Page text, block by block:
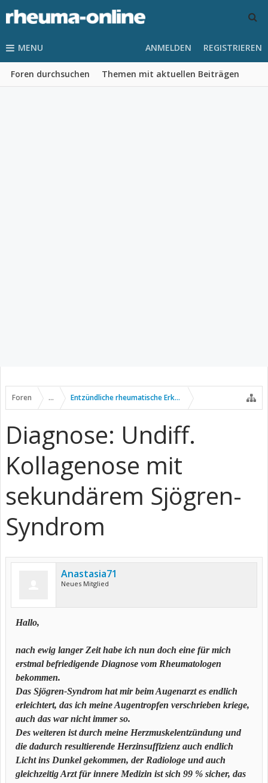
MENU
Foren durchsuchen Themen mit aktuellen Beiträgen
ANMELDEN REGISTRIEREN
Foren ... Entzündliche rheumatische Erkrankungen
Diagnose: Undiff.
Kollagenose mit
sekundärem Sjögren-
Syndrom
Anastasia71
Neues Mitglied
Hallo,
nach ewig langer Zeit habe ich nun doch eine für mich
erstmal befriedigende Diagnose vom Rheumatologen
bekommen.
Das Sjögren-Syndrom hat mir beim Augenarzt es endlich
erleichtert, das ich meine Augentropfen verschrieben kriege,
auch das war nicht immer so.
Des weiteren ist durch meine Herzmuskelentzündung und
die dadurch resultierende Herzinsuffizienz auch endlich
Licht ins Dunkel gekommen, der Radiologe und auch
gleichzeitig Arzt für innere Medizin ist sich 99 % sicher, das